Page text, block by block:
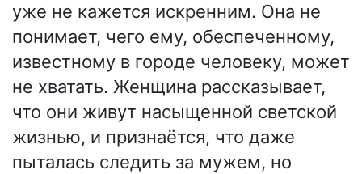
уже не кажется искренним. Она не
понимает, чего ему, обеспеченному,
известному в городе человеку, может
не хватать. Женщина рассказывает,
что они живут насыщенной светской
жизнью, и признаётся, что даже
пыталась следить за мужем, но